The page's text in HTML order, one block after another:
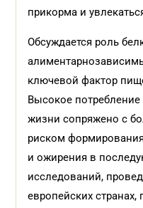
прикорма и
Обсуждается роль
ключевой фактор
Высокое потребление
жизни сопряжено с
риском
и ожирения в
исследований,
европейских